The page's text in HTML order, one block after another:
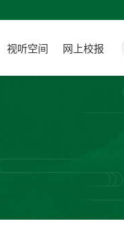
视听空间 网上校报